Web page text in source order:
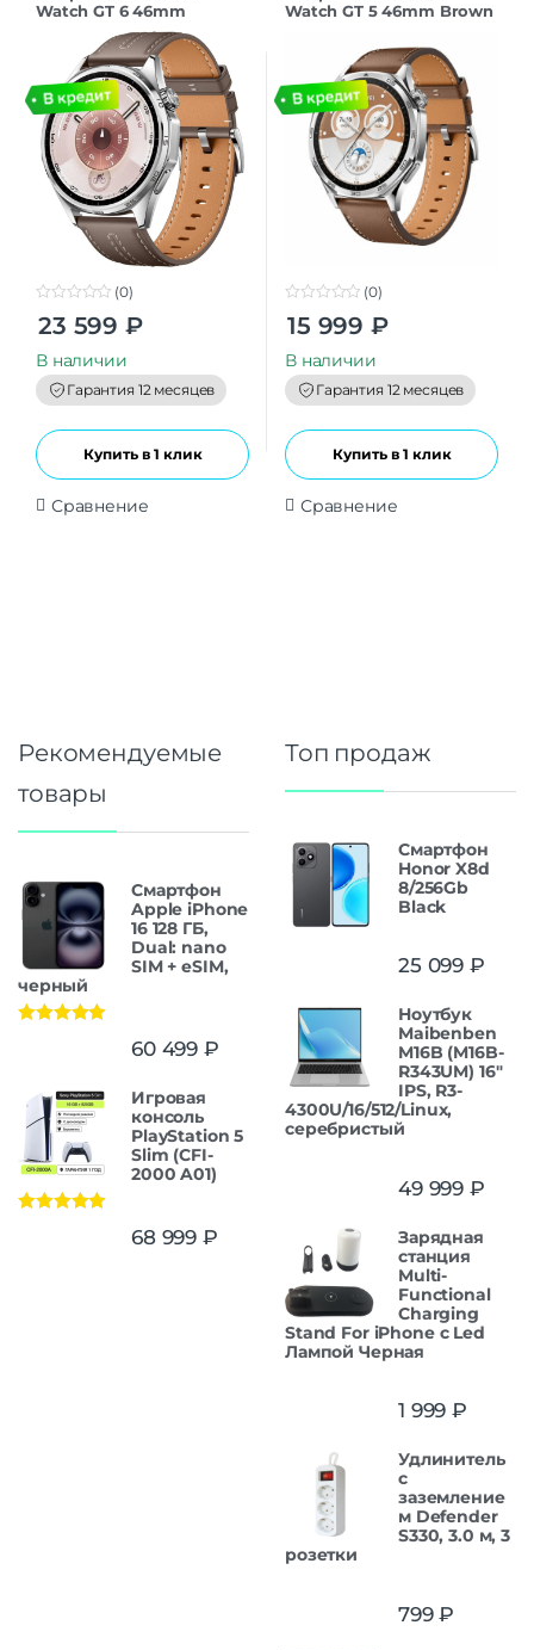
Watch GT 6 46mm
Grey(55020FWE)
o
t
o
f
5
(0)
23 599 ₽
В наличии
Гарантия 12 месяцев
Купить в 1 клик
Сравнение
Watch GT 5 46mm Brown
t
o
f
5
(0)
15 999 ₽
В наличии
Гарантия 12 месяцев
Купить в 1 клик
Сравнение
Рекомендуемые
товары
Смартфон
Apple iPhone
16 128 ГБ,
Dual: nano
SIM + eSIM,
черный
60 499 ₽
Игровая
консоль
PlayStation 5
Slim (CFI-
2000 A01)
68 999 ₽
Топ продаж
Смартфон
Honor X8d
8/256Gb
Black
25 099 ₽
Ноутбук
Maibenben
M16B (M16B-
R343UM) 16"
IPS, R3-
4300U/16/512/Linux,
серебристый
49 999 ₽
Зарядная
станция
Multi-
Functional
Charging
Stand For iPhone с Led
Лампой Черная
1 999 ₽
Удлинитель
с
заземление
м Defender
S330, 3.0 м, 3
розетки
799₽